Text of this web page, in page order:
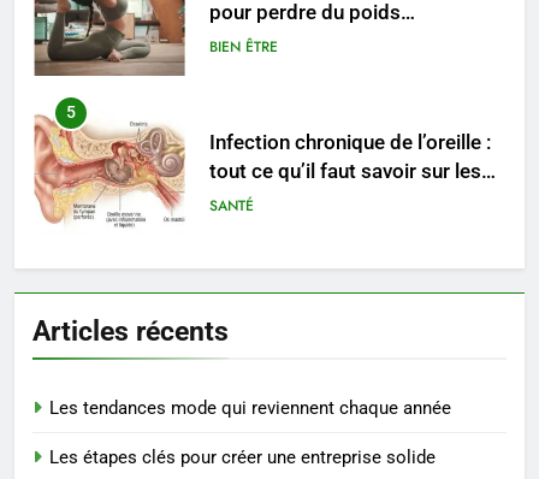
pour perdre du poids
rapidement et durable
BIEN ÊTRE
5
Infection chronique de l’oreille :
tout ce qu’il faut savoir sur les
saignements
SANTÉ
6
peau éclatante grâce à The
Ordinary
SANTÉ
Prévenir les chutes chez les
Articles récents
Les tendances mode qui reviennent chaque année
Les étapes clés pour créer une entreprise solide